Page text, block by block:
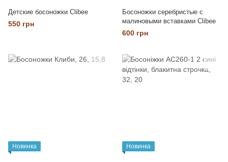
Детские босоножки Clibee
550 грн
Босоножки серебристые с
малиновыми вставками Clibee
600 грн
Новинка Новинка